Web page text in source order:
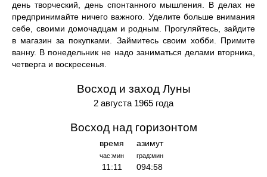
день творческий, день спонтанного мышления. В делах не
предпринимайте ничего важного. Уделите больше внимания
себе, своими домочадцам и родным. Прогуляйтесь, зайдите
в магазин за покупками. Займитесь своим хобби. Примите
ванну. В понедельник не надо заниматься делами вторника,
четверга и воскресенья.
Восход и заход Луны
2 августа 1965 года
Восход над горизонтом
время
час:мин
11:11
азимут
град:мин
094:58